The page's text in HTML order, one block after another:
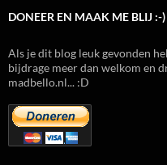
DONEER EN MAAK ME BLIJ :-)
Als je dit blog leuk gevonden
bijdrage meer dan welkom en
madbello.nl... :D